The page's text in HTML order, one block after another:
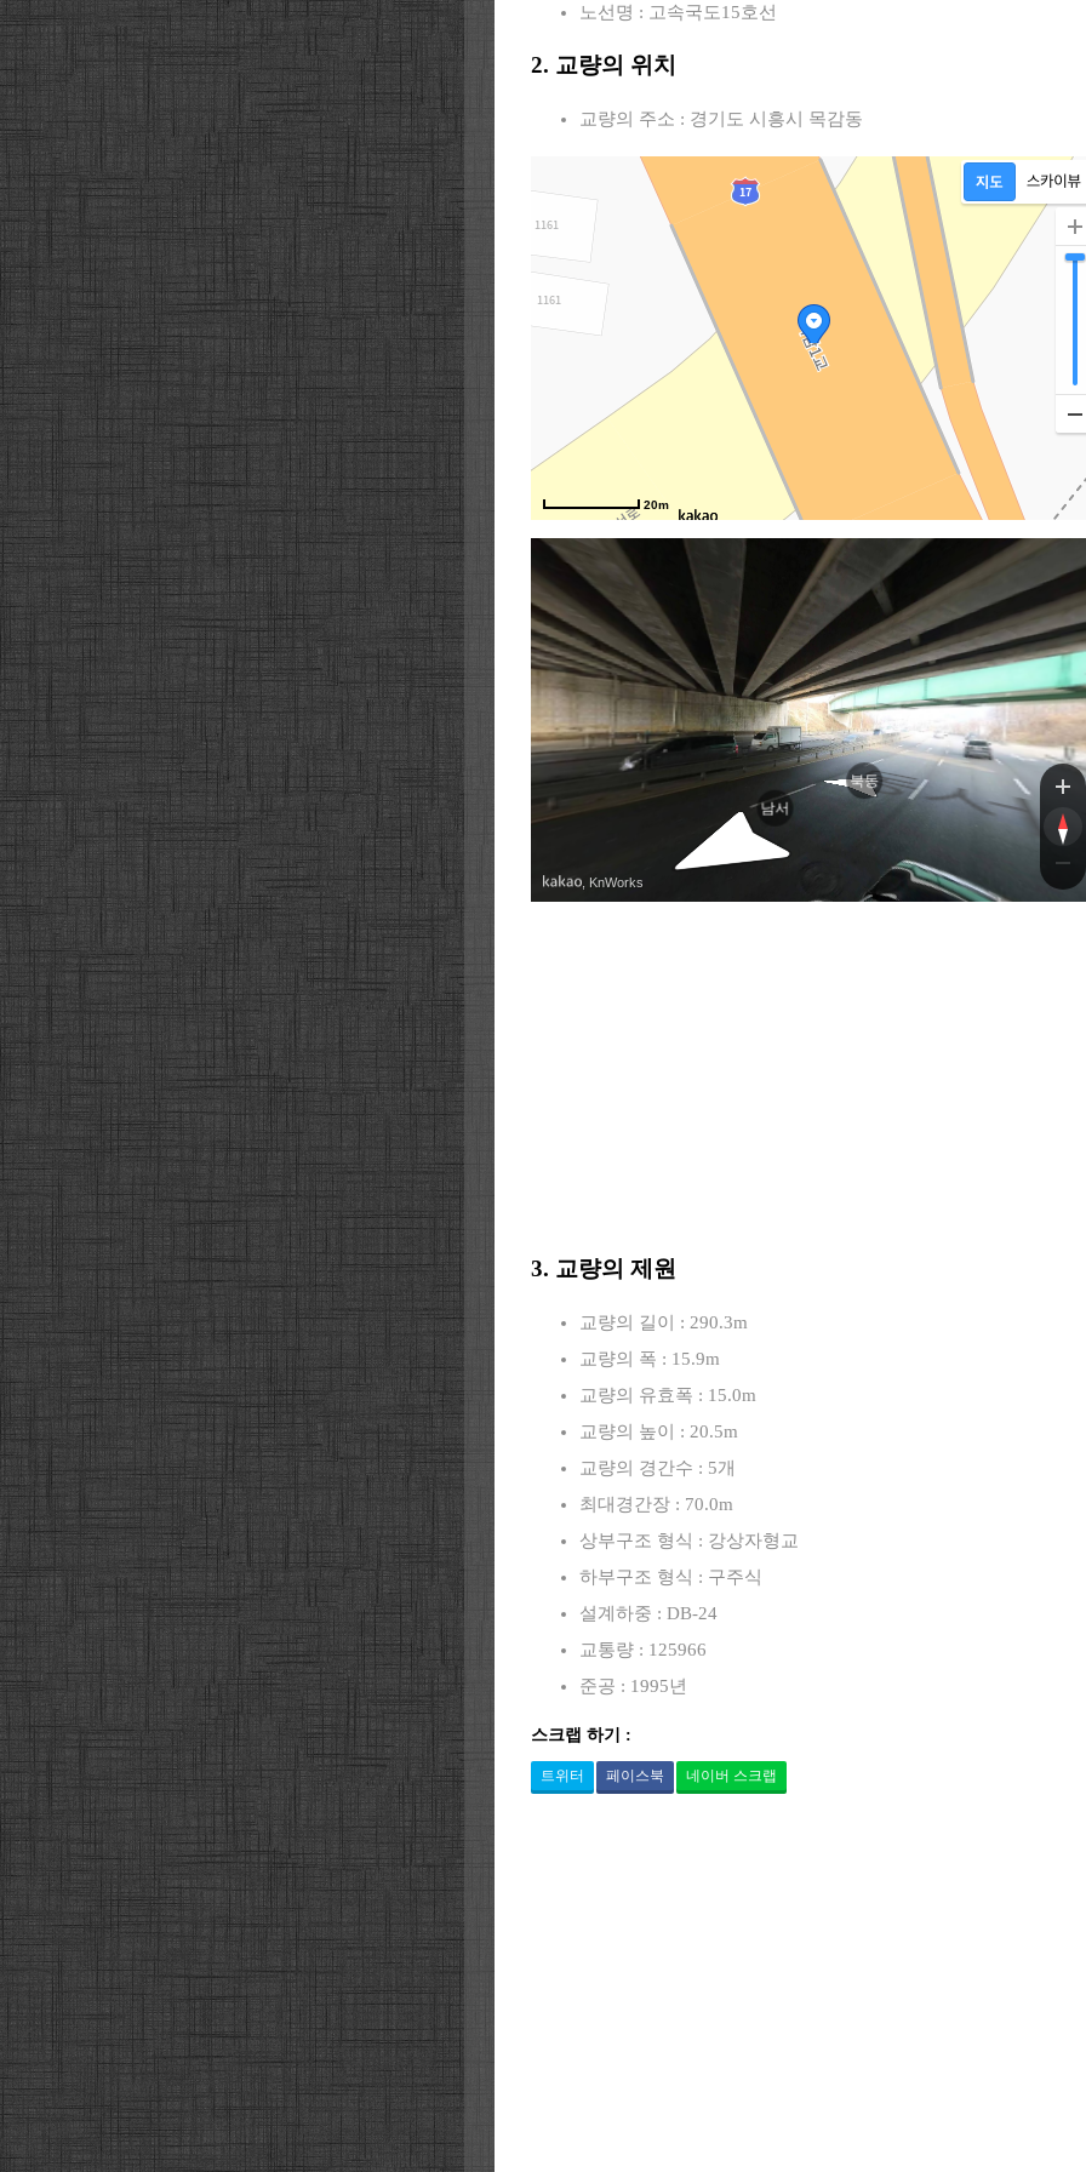
노선명 : 고속국도15호선
2. 교량의 위치
교량의 주소 : 경기도 시흥시 목감동
20m
남서
북동
, KnWorks
3. 교량의 제원
교량의 길이 : 290.3m
교량의 폭 : 15.9m
교량의 유효폭 : 15.0m
교량의 높이 : 20.5m
교량의 경간수 : 5개
최대경간장 : 70.0m
상부구조 형식 : 강상자형교
하부구조 형식 : 구주식
설계하중 : DB-24
교통량 : 125966
준공 : 1995년
스크랩 하기 :
트위터 페이스북 네이버 스크랩